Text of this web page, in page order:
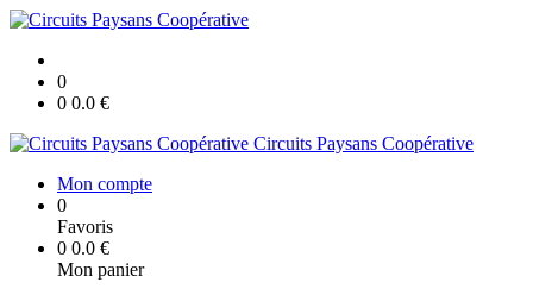
0
0 0.0 €
Circuits Paysans Coopérative
Mon compte
0
Favoris
0 0.0 €
Mon panier